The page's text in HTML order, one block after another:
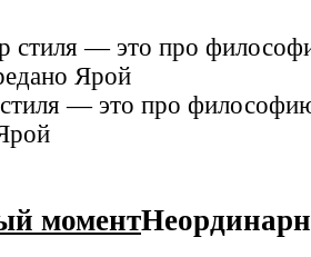
— это про
момент